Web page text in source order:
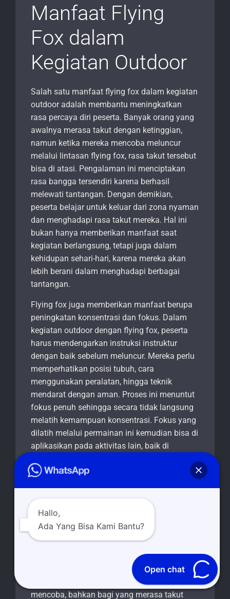
Manfaat Flying
Fox dalam
Kegiatan Outdoor
Salah satu manfaat flying fox dalam kegiatan
outdoor adalah membantu meningkatkan
rasa percaya diri peserta. Banyak orang yang
awalnya merasa takut dengan ketinggian,
namun ketika mereka mencoba meluncur
melalui lintasan flying fox, rasa takut tersebut
bisa di atasi. Pengalaman ini menciptakan
rasa bangga tersendiri karena berhasil
melewati tantangan. Dengan demikian,
peserta belajar untuk keluar dari zona nyaman
dan menghadapi rasa takut mereka. Hal ini
bukan hanya memberikan manfaat saat
kegiatan berlangsung, tetapi juga dalam
kehidupan sehari-hari, karena mereka akan
lebih berani dalam menghadapi berbagai
tantangan.
Flying fox juga memberikan manfaat berupa
peningkatan konsentrasi dan fokus. Dalam
kegiatan outdoor dengan flying fox, peserta
harus mendengarkan instruksi instruktur
dengan baik sebelum meluncur. Mereka perlu
memperhatikan posisi tubuh, cara
menggunakan peralatan, hingga teknik
mendarat dengan aman. Proses ini menuntut
fokus penuh sehingga secara tidak langsung
melatih kemampuan konsentrasi. Fokus yang
dilatih melalui permainan ini kemudian bisa di
aplikasikan pada aktivitas lain, baik di
sehari-hari. Dengan begitu, flying fox bukan
pembelajaran yang efektif.
Manfaat lain dari flying fox dalam kegiatan
outdoor adalah mendorong kerja sama dan
kebersamaan. Dalam sebuah event, flying fox
biasanya di ikuti oleh banyak peserta yang
saling mendukung dan memberikan
semangat. Mereka saling memotivasi untuk
mencoba, bahkan bagi yang merasa takut
Hallo,
Ada Yang Bisa Kami Bantu?
Open chat